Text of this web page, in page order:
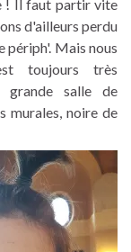
! Il faut partir vite
d'ailleurs perdu
périph'. Mais nous
toujours très
grande salle de
murales, noire de